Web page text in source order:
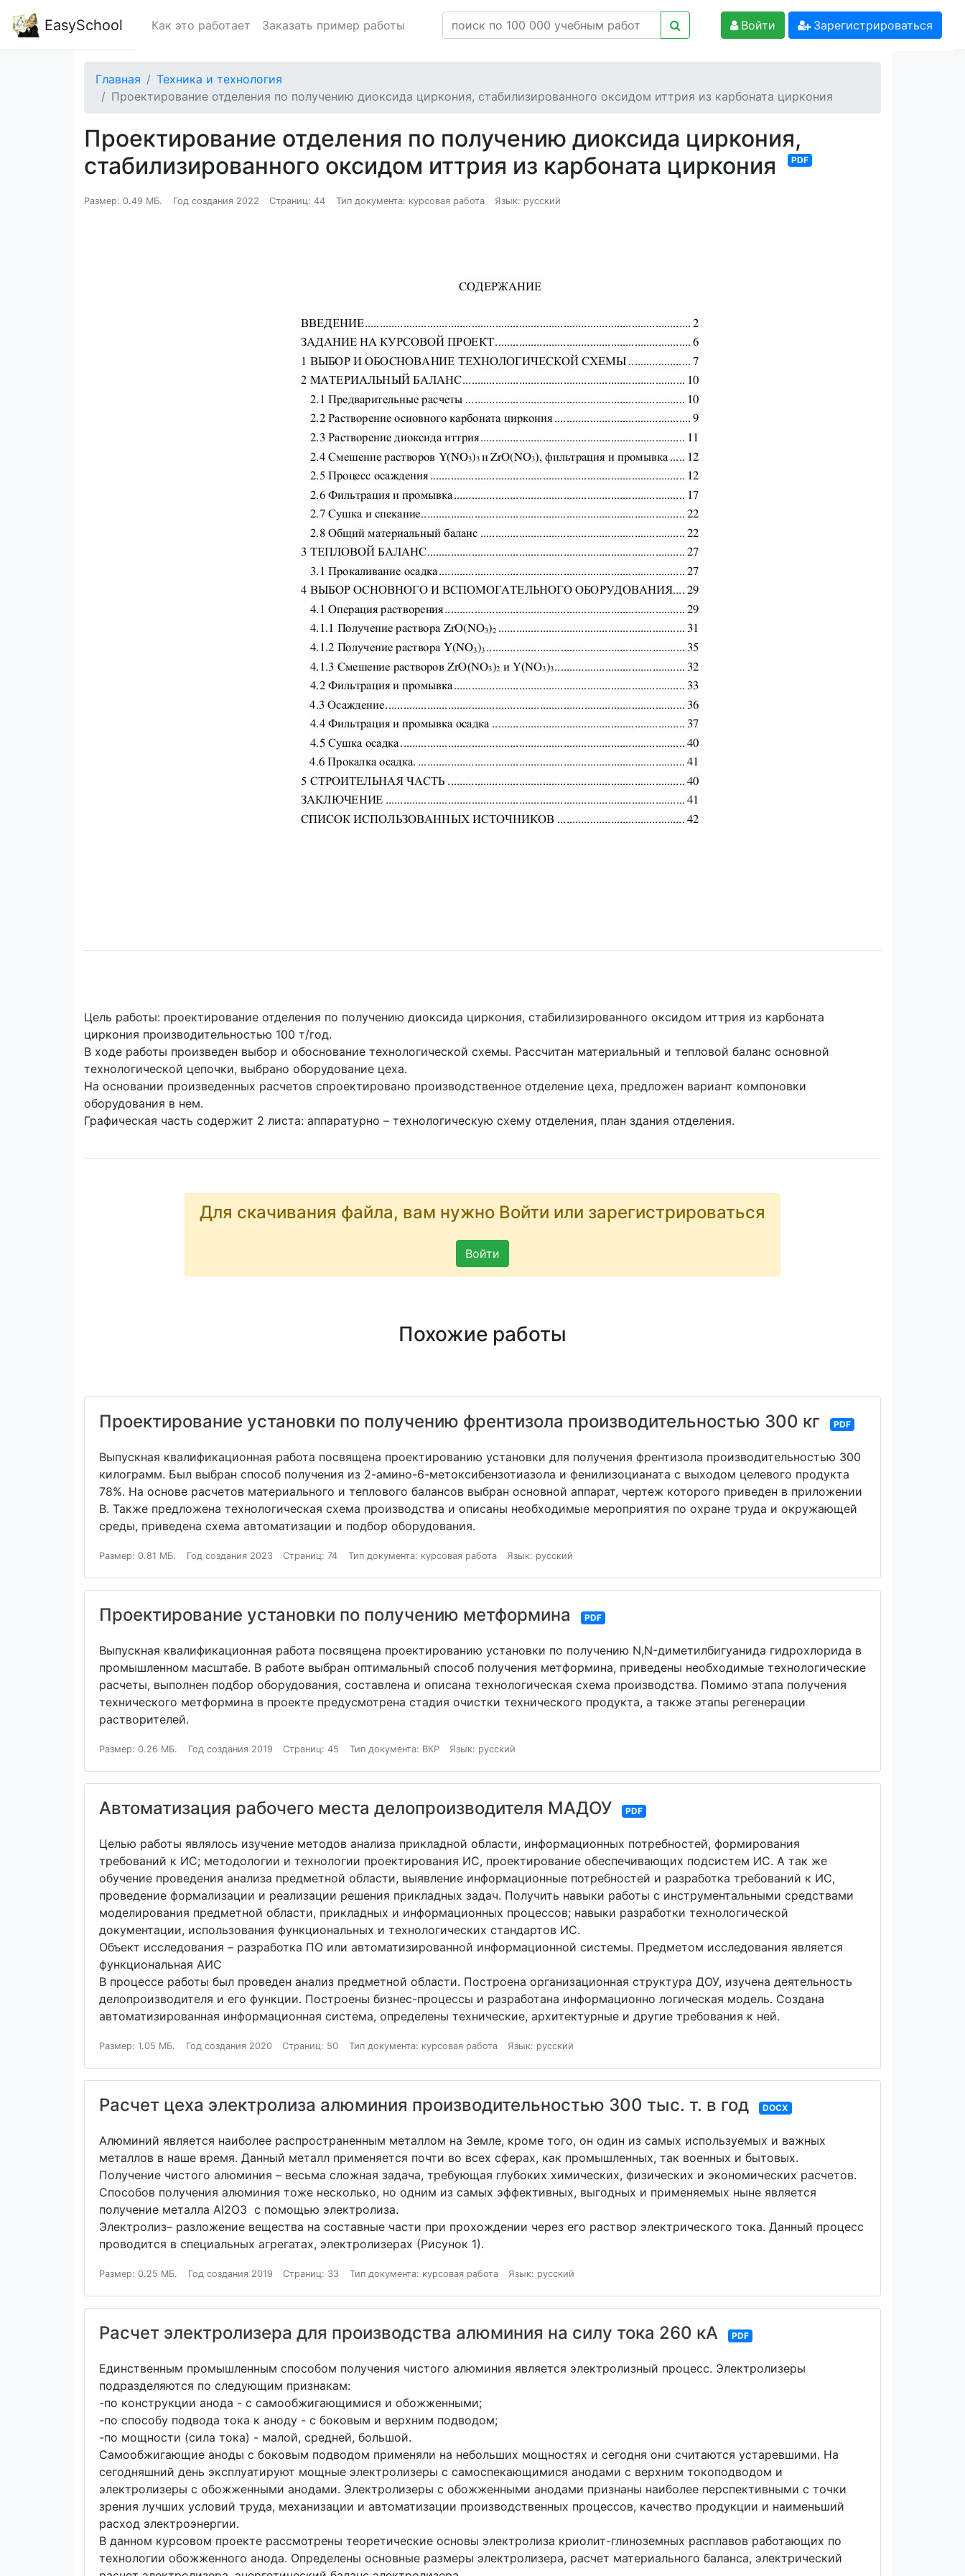
EasySchool Как это работает Заказать пример работы Войти Зарегистрироваться
Главная
Техника и технология
Проектирование отделения по получению диоксида циркония, стабилизированного оксидом иттрия из карбоната циркония
Проектирование отделения по получению диоксида циркония,
стабилизированного оксидом иттрия из карбоната циркония
PDF
Размер: 0.49 МБ. Год создания 2022 Страниц: 44 Тип документа: курсовая работа Язык: русский
Цель работы: проектирование отделения по получению диоксида циркония, стабилизированного оксидом иттрия из карбоната
циркония производительностью 100 т/год.
В ходе работы произведен выбор и обоснование технологической схемы. Рассчитан материальный и тепловой баланс основной
технологической цепочки, выбрано оборудование цеха.
На основании произведенных расчетов спроектировано производственное отделение цеха, предложен вариант компоновки
оборудования в нем.
Графическая часть содержит 2 листа: аппаратурно – технологическую схему отделения, план здания отделения.
Для скачивания файла, вам нужно Войти или зарегистрироваться
Войти
Похожие работы
Проектирование установки по получению френтизола производительностью 300 кг PDF
Выпускная квалификационная работа посвящена проектированию установки для получения френтизола производительностью 300
килограмм. Был выбран способ получения из 2-амино-6-метоксибензотиазола и фенилизоцианата с выходом целевого продукта
78%. На основе расчетов материального и теплового балансов выбран основной аппарат, чертеж которого приведен в приложении
В. Также предложена технологическая схема производства и описаны необходимые мероприятия по охране труда и окружающей
среды, приведена схема автоматизации и подбор оборудования.
Размер: 0.81 МБ. Год создания 2023 Страниц: 74 Тип документа: курсовая работа Язык: русский
Проектирование установки по получению метформина PDF
Выпускная квалификационная работа посвящена проектированию установки по получению N,N-диметилбигуанида гидрохлорида в
промышленном масштабе. В работе выбран оптимальный способ получения метформина, приведены необходимые технологические
расчеты, выполнен подбор оборудования, составлена и описана технологическая схема производства. Помимо этапа получения
технического метформина в проекте предусмотрена стадия очистки технического продукта, а также этапы регенерации
растворителей.
Размер: 0.26 МБ. Год создания 2019 Страниц: 45 Тип документа: ВКР Язык: русский
Автоматизация рабочего места делопроизводителя МАДОУ PDF
Целью работы являлось изучение методов анализа прикладной области, информационных потребностей, формирования
требований к ИС; методологии и технологии проектирования ИС, проектирование обеспечивающих подсистем ИС. А так же
обучение проведения анализа предметной области, выявление информационные потребностей и разработка требований к ИС,
проведение формализации и реализации решения прикладных задач. Получить навыки работы с инструментальными средствами
моделирования предметной области, прикладных и информационных процессов; навыки разработки технологической
документации, использования функциональных и технологических стандартов ИС.
Объект исследования – разработка ПО или автоматизированной информационной системы. Предметом исследования является
функциональная АИС
В процессе работы был проведен анализ предметной области. Построена организационная структура ДОУ, изучена деятельность
делопроизводителя и его функции. Построены бизнес-процессы и разработана информационно логическая модель. Создана
автоматизированная информационная система, определены технические, архитектурные и другие требования к ней.
Размер: 1.05 МБ. Год создания 2020 Страниц: 50 Тип документа: курсовая работа Язык: русский
Расчет цеха электролиза алюминия производительностью 300 тыс. т. в год DOCX
Алюминий является наиболее распространенным металлом на Земле, кроме того, он один из самых используемых и важных
металлов в наше время. Данный металл применяется почти во всех сферах, как промышленных, так военных и бытовых.
Получение чистого алюминия – весьма сложная задача, требующая глубоких химических, физических и экономических расчетов.
Способов получения алюминия тоже несколько, но одним из самых эффективных, выгодных и применяемых ныне является
получение металла Al2O3 с помощью электролиза.
Электролиз– разложение вещества на составные части при прохождении через его раствор электрического тока. Данный процесс
проводится в специальных агрегатах, электролизерах (Рисунок 1).
Размер: 0.25 МБ. Год создания 2019 Страниц: 33 Тип документа: курсовая работа Язык: русский
Расчет электролизера для производства алюминия на силу тока 260 кА PDF
Единственным промышленным способом получения чистого алюминия является электролизный процесс. Электролизеры
подразделяются по следующим признакам:
-по конструкции анода - с самообжигающимися и обожженными;
-по способу подвода тока к аноду - с боковым и верхним подводом;
-по мощности (сила тока) - малой, средней, большой.
Самообжигающие аноды с боковым подводом применяли на небольших мощностях и сегодня они считаются устаревшими. На
сегодняшний день эксплуатируют мощные электролизеры с самоспекающимися анодами с верхним токоподводом и
электролизеры с обожженными анодами. Электролизеры с обожженными анодами признаны наиболее перспективными с точки
зрения лучших условий труда, механизации и автоматизации производственных процессов, качество продукции и наименьший
расход электроэнергии.
В данном курсовом проекте рассмотрены теоретические основы электролиза криолит-глиноземных расплавов работающих по
технологии обожженного анода. Определены основные размеры электролизера, расчет материального баланса, электрический